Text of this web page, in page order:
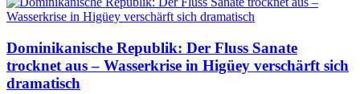
Dominikanische Republik: Der Fluss Sanate
trocknet aus – Wasserkrise in Higüey verschärft sich
dramatisch